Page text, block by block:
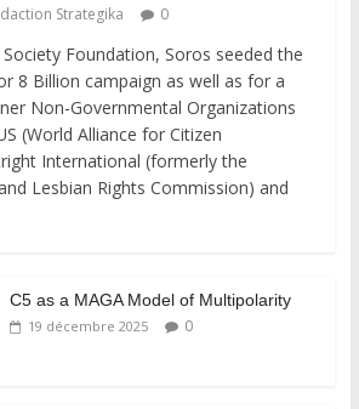
Strategika 0
Foundation, Soros seeded the
8 Billion campaign as well as for a
Non-Governmental Organizations
(World Alliance for Citizen
International (formerly the
Lesbian Rights Commission) and
C5 as a MAGA Model of Multipolarity
19 décembre 2025 0